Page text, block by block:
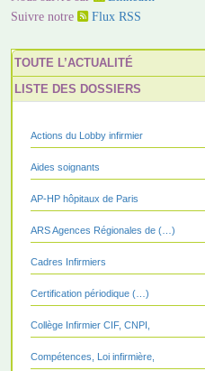
Suivre notre
Flux RSS
TOUTE L’ACTUALITÉ
LISTE DES DOSSIERS
Actions du Lobby infirmier
Aides soignants
AP-HP hôpitaux de Paris
ARS Agences Régionales de (…)
Cadres Infirmiers
Certification périodique (…)
Collège Infirmier CIF, CNPI,
Compétences, Loi infirmière,